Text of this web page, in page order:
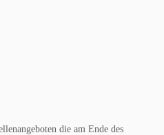
die am Ende des